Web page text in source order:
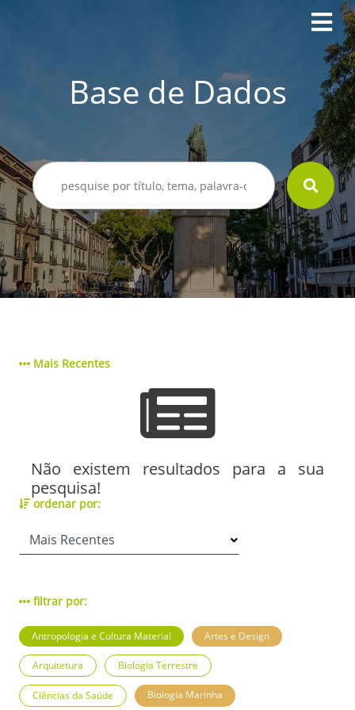
Base de Dados
Mais Recentes
Não existem resultados para a sua
pesquisa!
ordenar por:
filtrar por:
Antropologia e Cultura Material Artes e Design
Arquitetura Biologia Terrestre
Ciências da Saúde Biologia Marinha